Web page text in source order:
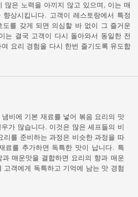
많은 노력을 아끼지 않고 있으며, 이는 매
향상시킵니다. 고객이 레스토랑에서 특정
도를 갖게 되면 의심할 바 없이 그 즐거운
는 결국 고객이 다시 돌아와서 동일한 전
요리 경험을 다시 한번 즐기도록 유도합
비에 기본 재료를 넣어 볶음 요리의 맛
가 많습니다. 이것은 많은 셰프들의 비
리를 준비하는 과정은 비슷한 과정을 따
료를 추가하면 독특한 맛이 납니다. 특
매운맛을 결합하면 요리의 향과 매운
고객에게 독특하고 기억에 남는 맛 경험